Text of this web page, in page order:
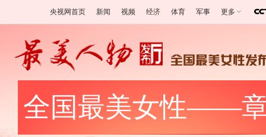
央视网首页 新闻 视频 经济 体育 军事 更多
全国最美女性——